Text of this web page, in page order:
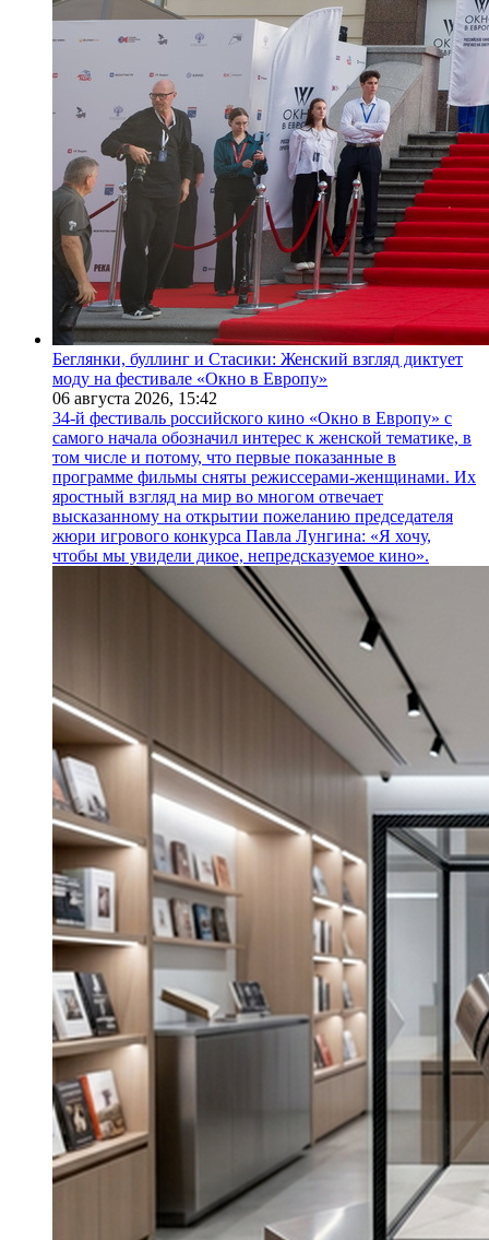
Беглянки, буллинг и Стасики: Женский взгляд диктует
моду на фестивале «Окно в Европу»
06 августа 2026, 15:42
34-й фестиваль российского кино «Окно в Европу» с
самого начала обозначил интерес к женской тематике, в
том числе и потому, что первые показанные в
программе фильмы сняты режиссерами-женщинами. Их
яростный взгляд на мир во многом отвечает
высказанному на открытии пожеланию председателя
жюри игрового конкурса Павла Лунгина: «Я хочу,
чтобы мы увидели дикое, непредсказуемое кино».